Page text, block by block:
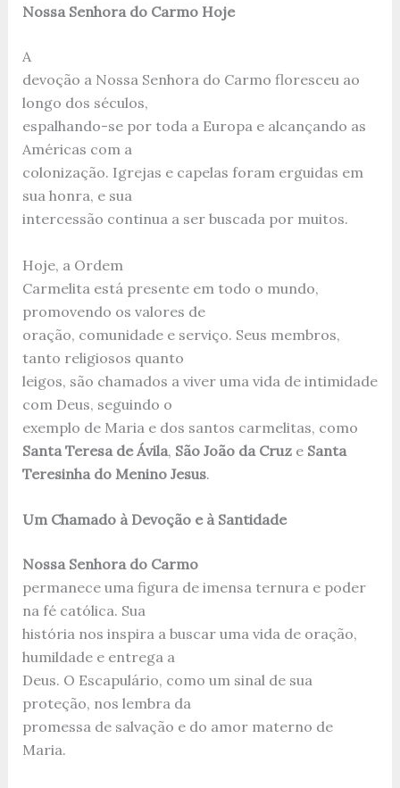
Nossa Senhora do Carmo Hoje
A
devoção a Nossa Senhora do Carmo floresceu ao
longo dos séculos,
espalhando-se por toda a Europa e alcançando as
Américas com a
colonização. Igrejas e capelas foram erguidas em
sua honra, e sua
intercessão continua a ser buscada por muitos.
Hoje, a Ordem
Carmelita está presente em todo o mundo,
promovendo os valores de
oração, comunidade e serviço. Seus membros,
tanto religiosos quanto
leigos, são chamados a viver uma vida de intimidade
com Deus, seguindo o
exemplo de Maria e dos santos carmelitas, como
Santa Teresa de Ávila, São João da Cruze Santa
Teresinha do Menino Jesus.
Um Chamado à Devoção e à Santidade
Nossa Senhora do Carmo
permanece uma figura de imensa ternura e poder
na fé católica. Sua
história nos inspira a buscar uma vida de oração,
humildade e entrega a
Deus. O Escapulário, como um sinal de sua
proteção, nos lembra da
promessa de salvação e do amor materno de
Maria.